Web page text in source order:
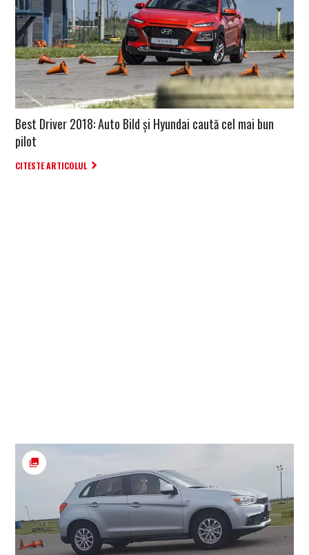
Best Driver 2018: Auto Bild și Hyundai caută cel mai bun
pilot
CITESTE ARTICOLUL